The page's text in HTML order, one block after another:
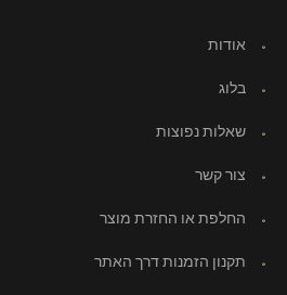
אודות
בלוג
שאלות נפוצות
צור קשר
החלפת או החזרת מוצר
תקנון הזמנות דרך האתר